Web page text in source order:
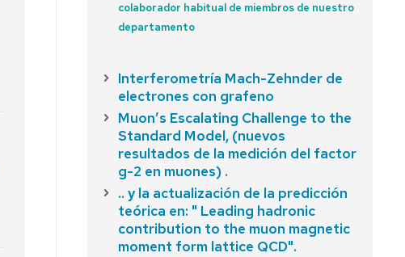
colaborador habitual de miembros de nuestro
departamento
Interferometría Mach-Zehnder de
electrones con grafeno
Muon’s Escalating Challenge to the
Standard Model, (nuevos
resultados de la medición del factor
g-2 en muones) .
.. y la actualización de la predicción
teórica en: " Leading hadronic
contribution to the muon magnetic
moment form lattice QCD".